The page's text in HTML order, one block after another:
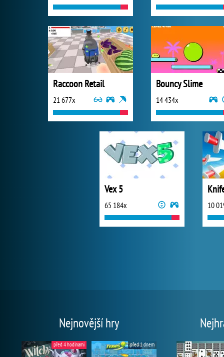
Raccoon Retail
21 677x
Bouncy Slime
14 434x
Vex 5
65 184x 10
Nejnovější hry
před 4 hodinami před 1 dnem